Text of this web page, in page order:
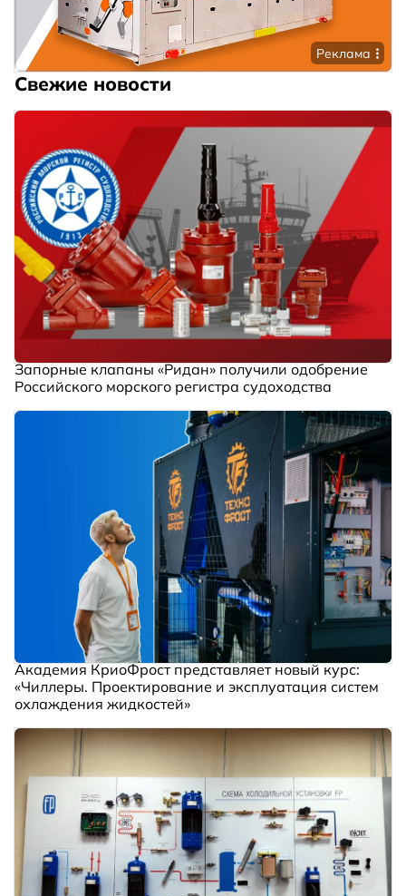
Реклама
Свежие новости
Запорные клапаны «Ридан» получили одобрение
Российского морского регистра судоходства
Академия КриоФрост представляет новый курс:
«Чиллеры. Проектирование и эксплуатация систем
охлаждения жидкостей»